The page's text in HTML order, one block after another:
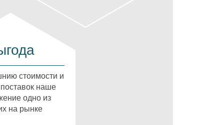
стоимости и
наше
одно из
на рынке